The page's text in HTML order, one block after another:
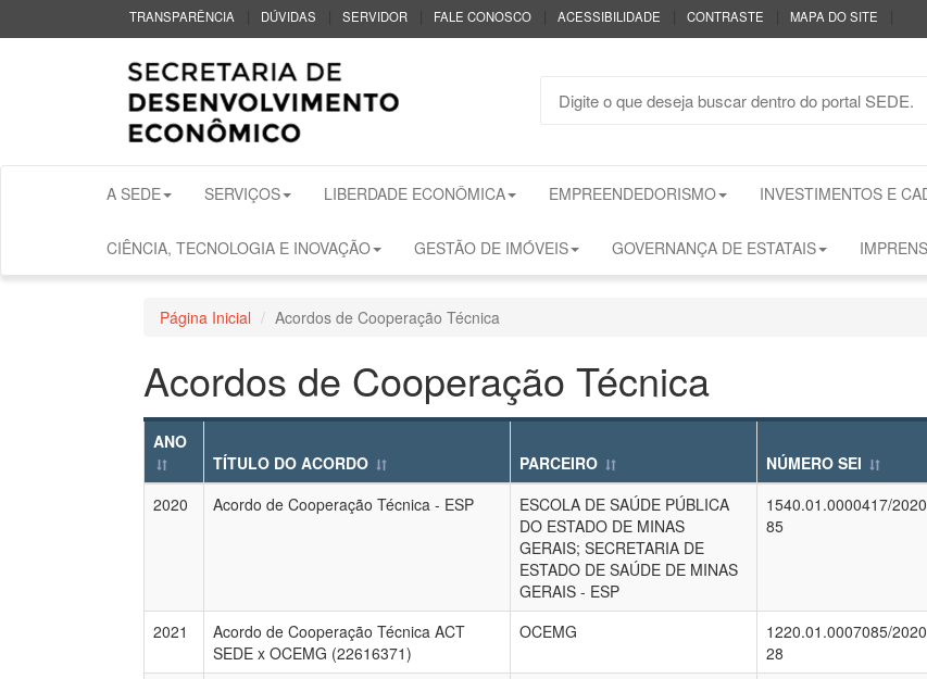
TRANSPARÊNCIA DÚVIDAS SERVIDOR FALE CONOSCO ACESSIBILIDADE CONTRASTE MAPA DO SITE
A SEDE SERVIÇOS LIBERDADE ECONÔMICA EMPREENDEDORISMO INVESTIMENTOS E
CIÊNCIA, TECNOLOGIA E INOVAÇÃO GESTÃO DE IMÓVEIS GOVERNANÇA DE ESTATAIS
Página Inicial Acordos de Cooperação Técnica
Acordos de Cooperação Técnica
ANO
TÍTULO DO ACORDO
PARCEIRO NÚMERO SEI
2020
Acordo de Cooperação Técnica - ESP
ESCOLA DE SAÚDE PÚBLICA
DO ESTADO DE MINAS
GERAIS; SECRETARIA DE
ESTADO DE SAÚDE DE MINAS
GERAIS - ESP
1540.01.0000417/
85
2021
Acordo de Cooperação Técnica ACT
SEDE x OCEMG (22616371)
OCEMG
1220.01.0007085/
28